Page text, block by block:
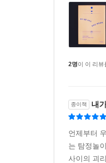
“그렇다면 이
있는가? 모르
자본이다. 그
것이다._136쪽
모든 시대에는
태도가, 1·2부
취약한 면이
했던 결핍과
일컬어 대한민
2명이 이 리뷰
종이책 내
언제부터
는 탐정놀
사이의 괴